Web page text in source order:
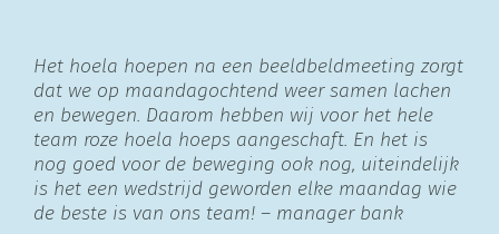
Het hoela hoepen na een beeldbeldmeeting zorgt
dat we op maandagochtend weer samen lachen
en bewegen. Daarom hebben wij voor het hele
team roze hoela hoeps aangeschaft. En het is
nog goed voor de beweging ook nog, uiteindelijk
is het een wedstrijd geworden elke maandag wie
de beste is van ons team! – manager bank